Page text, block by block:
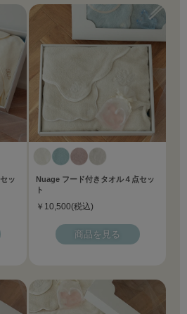
ッ
Nuage フード付きタオル４点セッ
ト
￥10,500(税込)
商品を見る